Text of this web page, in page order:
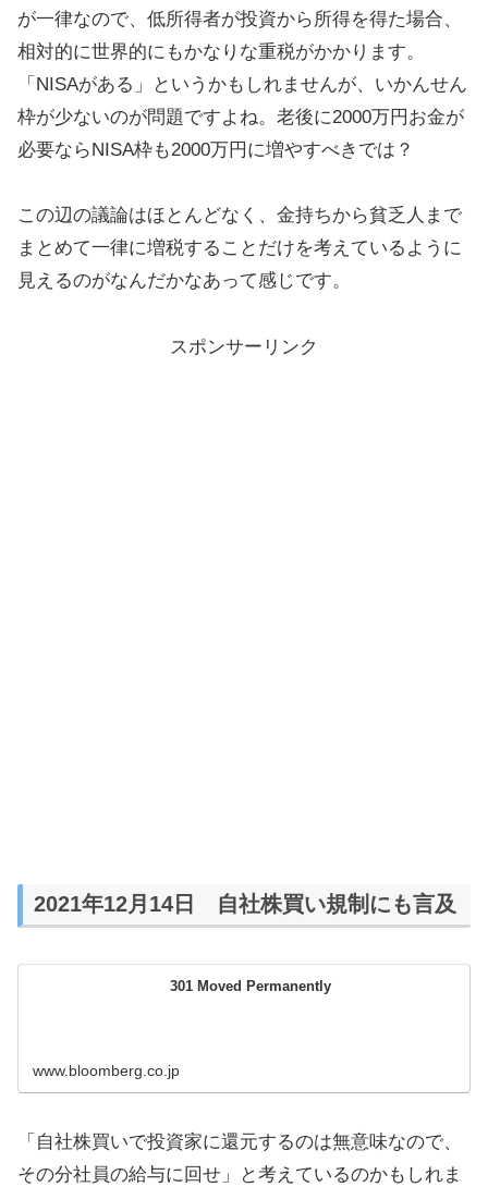
が一律なので、低所得者が投資から所得を得た場合、
相対的に世界的にもかなりな重税がかかります。
「NISAがある」というかもしれませんが、いかんせん
枠が少ないのが問題ですよね。老後に2000万円お金が
必要ならNISA枠も2000万円に増やすべきでは？
この辺の議論はほとんどなく、金持ちから貧乏人まで
まとめて一律に増税することだけを考えているように
見えるのがなんだかなあって感じです。
スポンサーリンク
2021年12月14日 自社株買い規制にも言及
301 Moved Permanently
www.bloomberg.co.jp
「自社株買いで投資家に還元するのは無意味なので、
その分社員の給与に回せ」と考えているのかもしれま